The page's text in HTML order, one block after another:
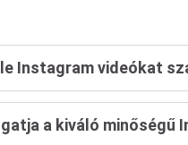
Instagram videókat
a kiváló